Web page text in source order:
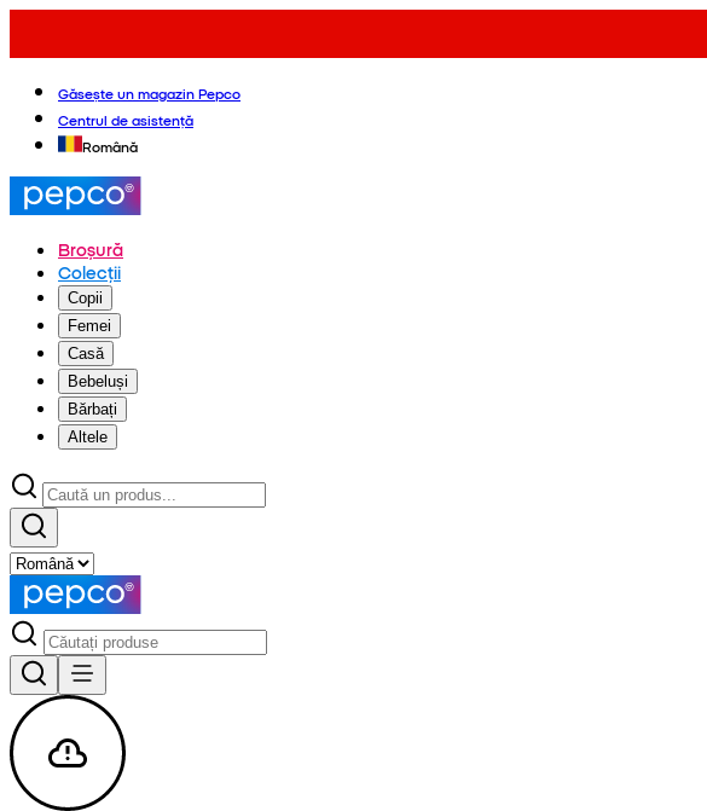
Găsește un magazin Pepco
Centrul de asistență
Română
Broșură
Colecții
Copii
Femei
Casă
Bebeluși
Bărbați
Altele